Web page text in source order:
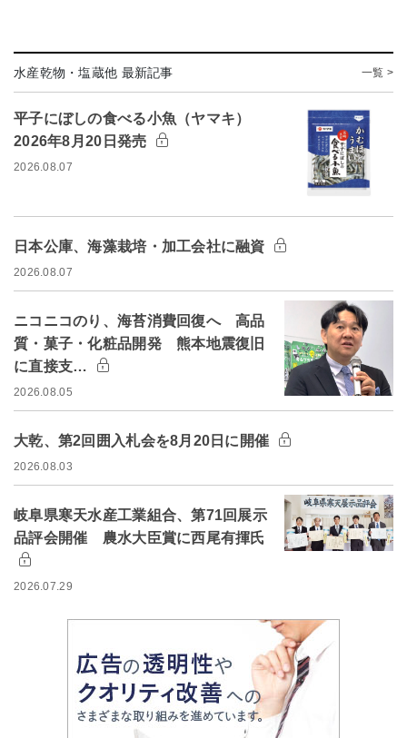
水産乾物・塩蔵他 最新記事 一覧 >
平子にぼしの食べる小魚（ヤマキ）
2026年8月20日発売
2026.08.07
日本公庫、海藻栽培・加工会社に融資
2026.08.07
ニコニコのり、海苔消費回復へ 高品
質・菓子・化粧品開発 熊本地震復旧
に直接支…
2026.08.05
大乾、第2回囲入札会を8月20日に開催
2026.08.03
岐阜県寒天水産工業組合、第71回展示
品評会開催 農水大臣賞に西尾有揮氏
2026.07.29